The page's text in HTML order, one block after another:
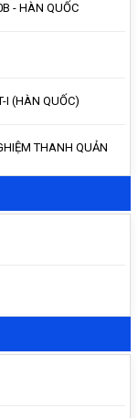
- HÀN QUỐC
I (HÀN QUỐC)
THANH QUẢN